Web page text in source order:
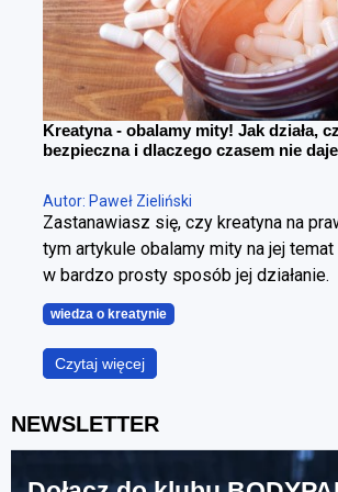
Kreatyna - obalamy mity! Jak działa,
bezpieczna i dlaczego czasem nie
Autor: Paweł Zieliński
Zastanawiasz się, czy kreatyna na
tym artykule obalamy mity na jej temat
w bardzo prosty sposób jej działanie.
wiedza o kreatynie
Czytaj więcej
NEWSLETTER